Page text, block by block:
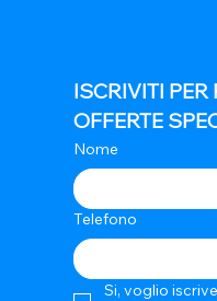
ISCRIVITI PER
OFFERTE
Nome
Telefono
Si, voglio